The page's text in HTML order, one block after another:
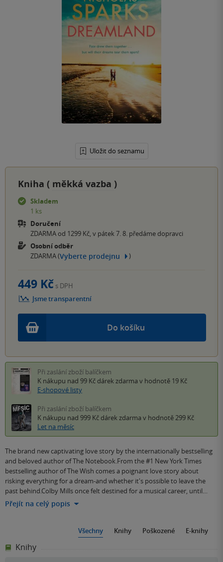
Uložit do seznamu
Kniha ( měkká vazba )
Skladem
1 ks
Doručení
ZDARMA od 1299 Kč, v pátek 7. 8. předáme dopravci
Osobní odběr
ZDARMA (Vyberte prodejnu )
Do košíku
449 Kč s DPH
Jsme transparentní
Při zaslání zboží balíčkem
K nákupu nad 99 Kč dárek zdarma v hodnotě 19 Kč
E-shopové listy
Při zaslání zboží balíčkem
K nákupu nad 999 Kč dárek zdarma v hodnotě 299 Kč
Let na měsíc
The brand new captivating love story by the internationally bestselling
and beloved author of The Notebook.From the #1 New York Times
bestselling author of The Wish comes a poignant love story about
risking everything for a dream-and whether it's possible to leave the
past behind.Colby Mills once felt destined for a musical career, until…
Přejít na celý popis
Všechny Knihy Poškozené E-knihy
Knihy